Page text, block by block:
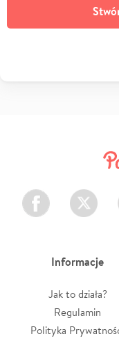
Facebook Twitter
Informacje
Jak to działa?
Regulamin
Polityka